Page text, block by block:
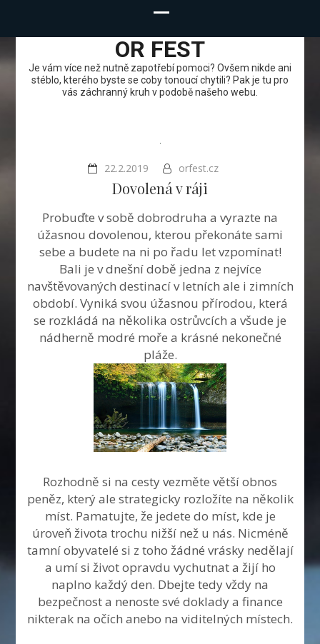
OR FEST
Je vám více než nutně zapotřebí pomoci? Ovšem nikde ani
stéblo, kterého byste se coby tonoucí chytili? Pak je tu pro
vás záchranný kruh v podobě našeho webu.
22.2.2019 orfest.cz
Dovolená v ráji
Probuďte v sobě dobrodruha a vyrazte na
úžasnou dovolenou, kterou překonáte sami
sebe a budete na ni po řadu let vzpomínat!
Bali je v dnešní době jedna z nejvíce
navštěvovaných destinací v letních ale i zimních
období. Vyniká svou úžasnou přírodou, která
se rozkládá na několika ostrůvcích a všude je
nádherně modré moře a krásné nekonečné
pláže.
Rozhodně si na cesty vezměte větší obnos
peněz, který ale strategicky rozložíte na několik
míst. Pamatujte, že jedete do míst, kde je
úroveň života trochu nižší než u nás. Nicméně
tamní obyvatelé si z toho žádné vrásky nedělají
a umí si život opravdu vychutnat a žijí ho
naplno každý den. Dbejte tedy vždy na
bezpečnost a nenoste své doklady a finance
nikterak na očích anebo na viditelných místech.